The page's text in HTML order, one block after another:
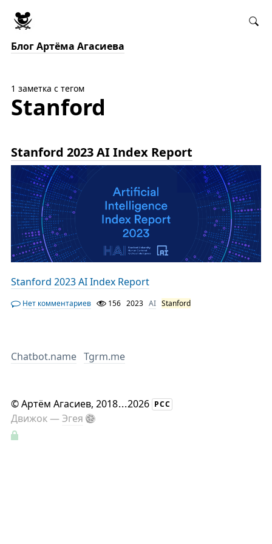
Блог Артёма Агасиева
1 заметка с тегом
Stanford
Stanford 2023 AI Index Report
Stanford 2023 AI Index Report
Нет комментариев 156 2023 AI Stanford
Chatbot.name Tgrm.me
©Артём Агасиев, 2018...2026 РСС
Движок —Эгея